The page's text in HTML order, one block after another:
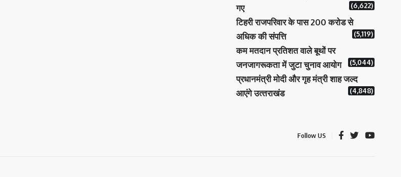
गए
(6,622)
टिहरी राजपरिवार के पास 200 करोड से
अधिक की संपत्ति
(5,119)
कम मतदान प्रतिशत वाले बूथों पर
जनजागरूकता में जुटा चुनाव आयोग
(5,044)
प्रधानमंत्री माेदी और गृह मंत्री शाह जल्‍द
आएंगे उत्‍तराखंड
(4,848)
Follow US